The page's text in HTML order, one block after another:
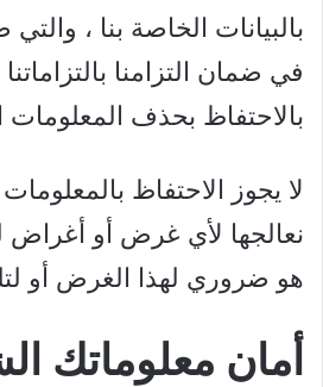
بالبيانات الخاصة بنا ،
في ضمان التزامنا بالتزاماتنا
بالاحتفاظ بحذف
لا يجوز الاحتفاظ
نعالجها لأي غرض أو أغراض
هو ضروري لهذا الغرض أو
أمان معلوماتك